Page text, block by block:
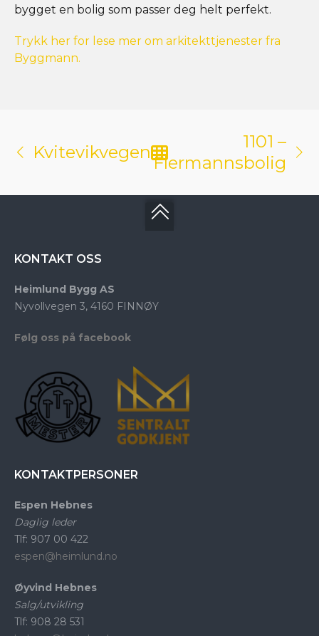
bygget en bolig som passer deg helt perfekt.
Trykk her for lese mer om arkitekttjenester fra
Byggmann.
Kvitevikvegen
1101 –
Flermannsbolig
KONTAKT OSS
Heimlund Bygg AS
Nyvollvegen 3, 4160 FINNØY
Følg oss på facebook
KONTAKTPERSONER
Espen Hebnes
Daglig leder
Tlf: 907 00 422
espen@heimlund.no
Øyvind Hebnes
Salg/utvikling
Tlf: 908 28 531